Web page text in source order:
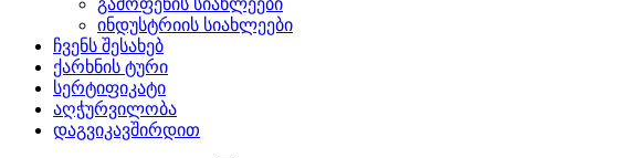
გამოფენის სიახლეები
ინდუსტრიის სიახლეები
ჩვენს შესახებ
ქარხნის ტური
სერტიფიკატი
აღჭურვილობა
დაგვიკავშირდით